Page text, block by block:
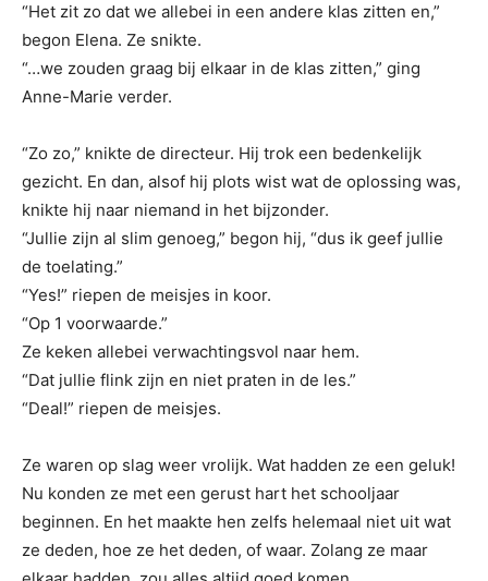
“Het zit zo dat we allebei in een andere klas zitten en,”
begon Elena. Ze snikte.
“…we zouden graag bij elkaar in de klas zitten,” ging
Anne-Marie verder.
“Zo zo,” knikte de directeur. Hij trok een bedenkelijk
gezicht. En dan, alsof hij plots wist wat de oplossing was,
knikte hij naar niemand in het bijzonder.
“Jullie zijn al slim genoeg,” begon hij, “dus ik geef jullie
de toelating.”
“Yes!” riepen de meisjes in koor.
“Op 1 voorwaarde.”
Ze keken allebei verwachtingsvol naar hem.
“Dat jullie flink zijn en niet praten in de les.”
“Deal!” riepen de meisjes.
Ze waren op slag weer vrolijk. Wat hadden ze een geluk!
Nu konden ze met een gerust hart het schooljaar
beginnen. En het maakte hen zelfs helemaal niet uit wat
ze deden, hoe ze het deden, of waar. Zolang ze maar